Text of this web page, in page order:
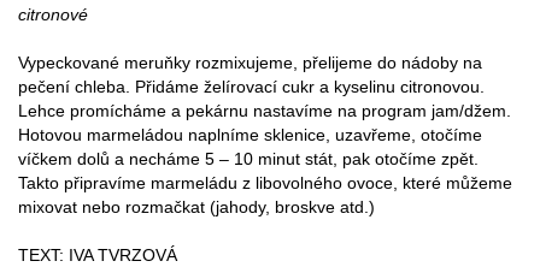
citronové
Vypeckované meruňky rozmixujeme, přelijeme do nádoby na
pečení chleba. Přidáme želírovací cukr a kyselinu citronovou.
Lehce promícháme a pekárnu nastavíme na program jam/džem.
Hotovou marmeládou naplníme sklenice, uzavřeme, otočíme
víčkem dolů a necháme 5 – 10 minut stát, pak otočíme zpět.
Takto připravíme marmeládu z libovolného ovoce, které můžeme
mixovat nebo rozmačkat (jahody, broskve atd.)
TEXT: IVA TVRZOVÁ